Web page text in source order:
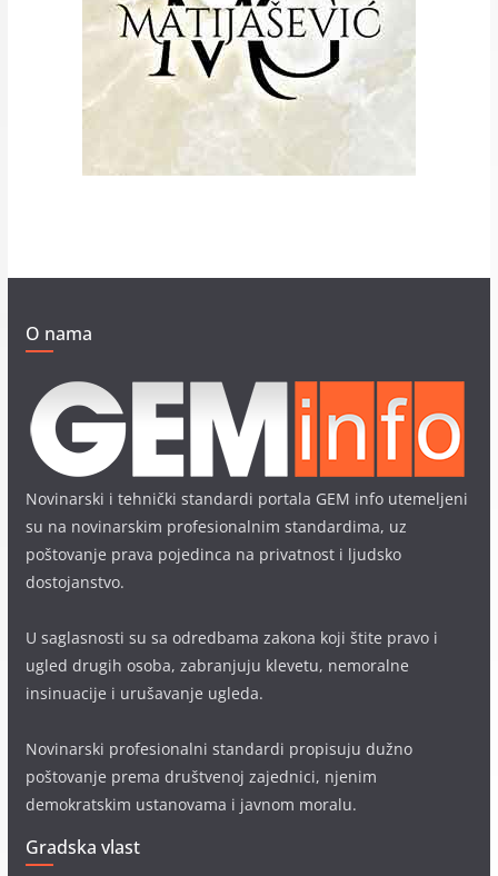
O nama
Novinarski i tehnički standardi portala GEM info utemeljeni
su na novinarskim profesionalnim standardima, uz
poštovanje prava pojedinca na privatnost i ljudsko
dostojanstvo.
U saglasnosti su sa odredbama zakona koji štite pravo i
ugled drugih osoba, zabranjuju klevetu, nemoralne
insinuacije i urušavanje ugleda.
Novinarski profesionalni standardi propisuju dužno
poštovanje prema društvenoj zajednici, njenim
demokratskim ustanovama i javnom moralu.
Gradska vlast